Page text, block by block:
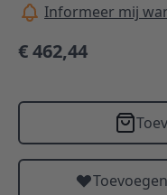
Informeer mij
€ 462,44